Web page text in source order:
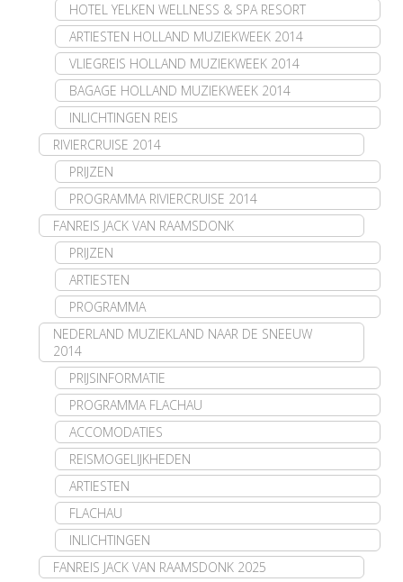
HOTEL YELKEN WELLNESS & SPA RESORT
ARTIESTEN HOLLAND MUZIEKWEEK 2014
VLIEGREIS HOLLAND MUZIEKWEEK 2014
BAGAGE HOLLAND MUZIEKWEEK 2014
INLICHTINGEN REIS
RIVIERCRUISE 2014
PRIJZEN
PROGRAMMA RIVIERCRUISE 2014
FANREIS JACK VAN RAAMSDONK
PRIJZEN
ARTIESTEN
PROGRAMMA
NEDERLAND MUZIEKLAND NAAR DE SNEEUW
2014
PRIJSINFORMATIE
PROGRAMMA FLACHAU
ACCOMODATIES
REISMOGELIJKHEDEN
ARTIESTEN
FLACHAU
INLICHTINGEN
FANREIS JACK VAN RAAMSDONK 2025